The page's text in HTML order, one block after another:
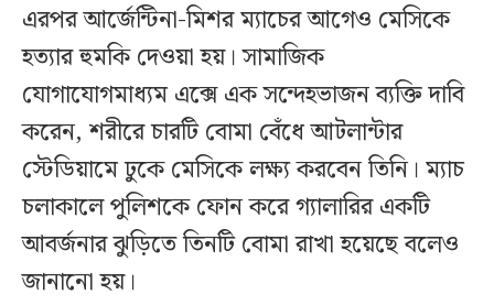
এরপর আর্জেন্টিনা-মিশর ম্যাচের আগেও মেসিকে
হত্যার হুমকি দেওয়া হয়। সামাজিক
যোগাযোগমাধ্যম এক্সে এক সন্দেহভাজন ব্যক্তি দাবি
করেন, শরীরে চারটি বোমা বেঁধে আটলান্টার
স্টেডিয়ামে ঢুকে মেসিকে লক্ষ্য করবেন তিনি। ম্যাচ
চলাকালে পুলিশকে ফোন করে গ্যালারির একটি
আবর্জনার ঝুড়িতে তিনটি বোমা রাখা হয়েছে বলেও
জানানো হয়।